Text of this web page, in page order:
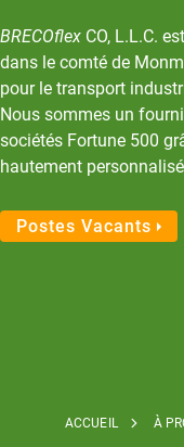
ACCUEIL À
BRECOflex CO, L.L.C.
dans le comté de
pour le transport
Nous sommes un
sociétés Fortune 500
hautement
Postes Vacants